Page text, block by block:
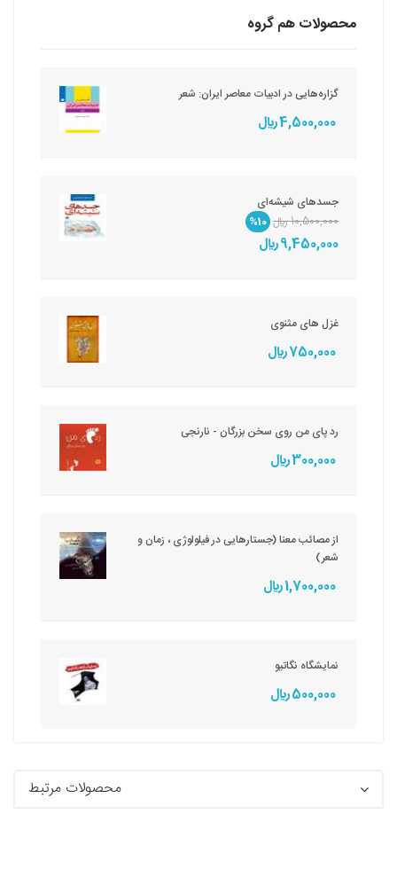
محصولات هم گروه
گزاره‌هایی در ادبیات معاصر ایران: شعر
4,500,000 ريال
جسدهای شیشه‌ای
10,500,000 ريال
%10
9,450,000 ريال
غزل های مثنوی
750,000 ريال
رد پای من روی سخن بزرگان - نارنجی
300,000 ريال
از مصائب معنا (جستارهایی در فیلولوژی ، زمان و
شعر)
1,700,000 ريال
نمایشگاه نگاتیو
500,000 ريال
محصولات مرتبط